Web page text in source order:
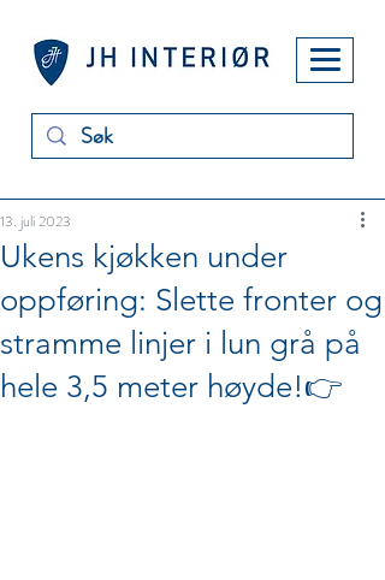
Ukens kjøkken under
oppføring: Slette fronter og
stramme linjer i lun grå på
hele 3,5 meter høyde!👉
13. juli 2023